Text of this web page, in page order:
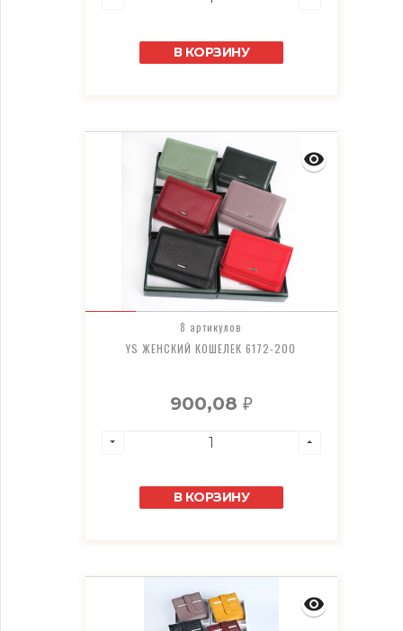
В КОРЗИНУ
8 артикулов
YS ЖЕНСКИЙ КОШЕЛЕК 6172-200
900,08 ₽
В КОРЗИНУ